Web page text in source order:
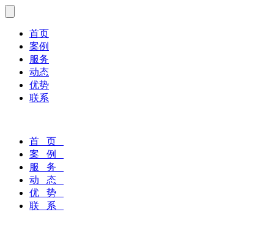
首页
案例
服务
动态
优势
联系
首 页
案 例
服 务
动 态
优 势
联 系